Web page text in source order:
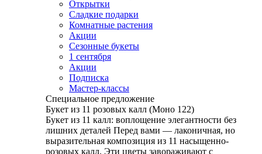
Открытки
Сладкие подарки
Комнатные растения
Акции
Сезонные букеты
1 сентября
Акции
Подписка
Мастер-классы
Специальное предложение
Букет из 11 розовых калл (Моно 122)
Букет из 11 калл: воплощение элегантности без
лишних деталей Перед вами — лаконичная, но
выразительная композиция из 11 насыщенно-
розовых калл. Эти цветы завораживают с